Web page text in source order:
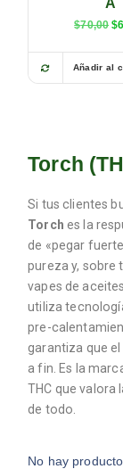
A
$70,00 $
Añadir al
Torch
Si tus clientes
Torch es la
de «pegar
pureza y, sobre
vapes de
utiliza
pre-
garantiza que
a fin. Es la
THC que valora
de todo.
No hay